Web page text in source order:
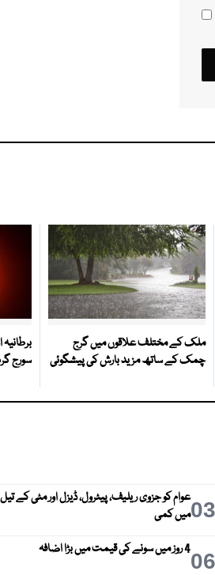
ملک کے مختلف علاقوں میں گرج
چمک کے ساتھ مزید بارش کی پیشگوئی
سورج
03عوام کو جزوی ریلیف، پیٹرول، ڈیزل اور مٹی کے
میں کمی
064 روز میں سونے کی قیمت میں بڑا اضافہ